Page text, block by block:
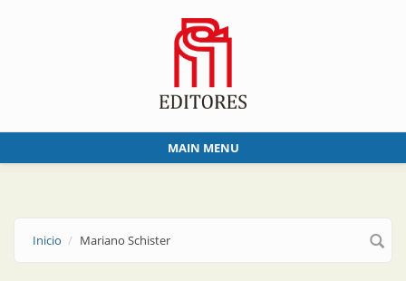
MAIN MENU
Inicio Mariano Schister